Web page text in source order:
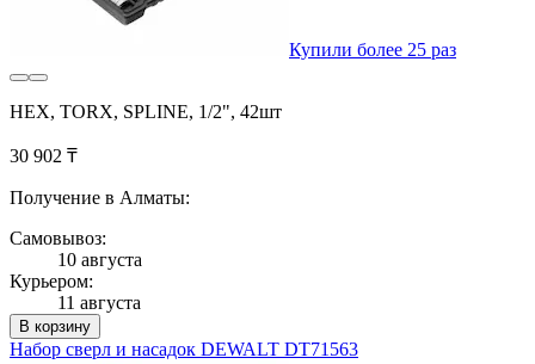
Купили более 25 раз
HEX, TORX, SPLINE, 1/2", 42шт
30 902 ₸
Получение в Алматы:
Самовывоз:
10 августа
Курьером:
11 августа
В корзину
Набор сверл и насадок DEWALT DT71563